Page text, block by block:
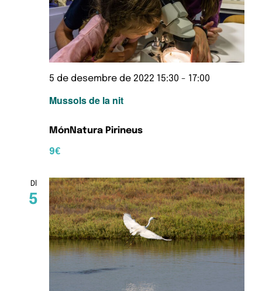
Mussols de la nit
5 de desembre de 2022 15:30 - 17:00
MónNatura Pirineus
9€
Dl
5